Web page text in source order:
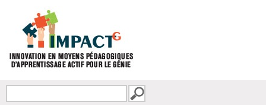
FORMULAIRE DE